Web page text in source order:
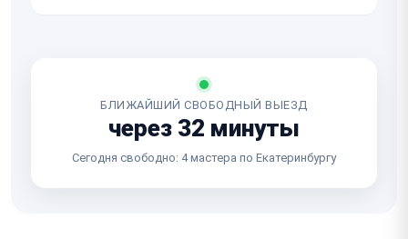
БЛИЖАЙШИЙ СВОБОДНЫЙ ВЫЕЗД
через 32 минуты
Сегодня свободно: 4 мастера по Екатеринбургу